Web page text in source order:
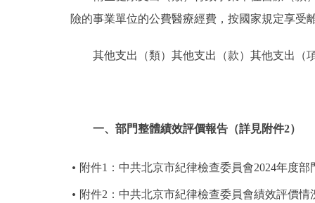
險的事業單位的公費醫療經費，按國家規定享受
其他支出（類）其他支出（款）其他支出（
一、部門整體績效評價報告（詳見附件2）
附件1：中共北京市紀律檢查委員會2024年度部
附件2：中共北京市紀律檢查委員會績效評價情